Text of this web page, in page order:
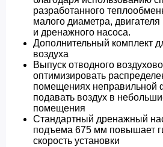
разработанного
малого диаметра, двигателя
и дренажного насоса.
Дополнительный комплект
воздуха
Выпуск отводного
оптимизировать
помещениях неправильной
подавать воздух в
помещения
Стандартный дренажный
подъема 675 мм повышает
скорость установки